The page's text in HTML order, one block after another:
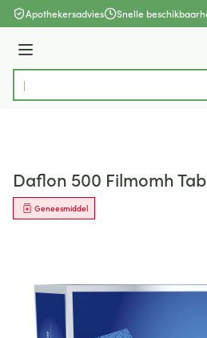
Ga naar de inhoud
Apothekersadvies Snelle
Menu
Product, merk, categorie...
Daflon 500 Filmomh
Geneesmiddel